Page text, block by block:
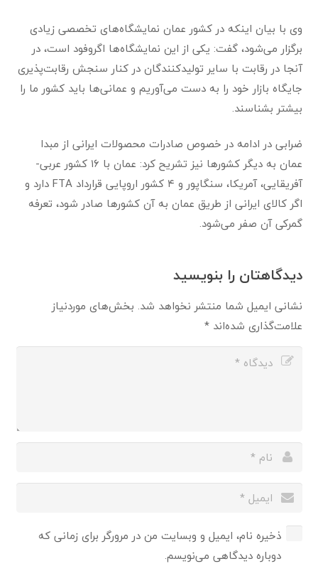
وی با بیان اینکه در کشور عمان نمایشگاه‌های تخصصی زیادی
برگزار می‌شود، گفت: یکی از این نمایشگاه‌ها اگروفود است، در
آنجا در رقابت با سایر تولیدکنندگان در کنار سنجش رقابت‌پذیری
جایگاه بازار خود را به دست می‌آوریم و عمانی‌ها باید کشور ما را
بیشتر بشناسند.
ضرابی در ادامه در خصوص صادرات محصولات ایرانی از مبدا
عمان به دیگر کشورها نیز تشریح کرد: عمان با ۱۶ کشور عربی-
آفریقایی، آمریکا، سنگاپور و ۴ کشور اروپایی قرارداد FTA دارد و
اگر کالای ایرانی از طریق عمان به آن کشورها صادر شود، تعرفه
گمرکی آن صفر می‌شود.
دیدگاهتان را بنویسید
نشانی ایمیل شما منتشر نخواهد شد. بخش‌های موردنیاز
علامت‌گذاری شده‌اند*
ذخیره نام، ایمیل و وبسایت من در مرورگر برای زمانی که
دوباره دیدگاهی می‌نویسم.